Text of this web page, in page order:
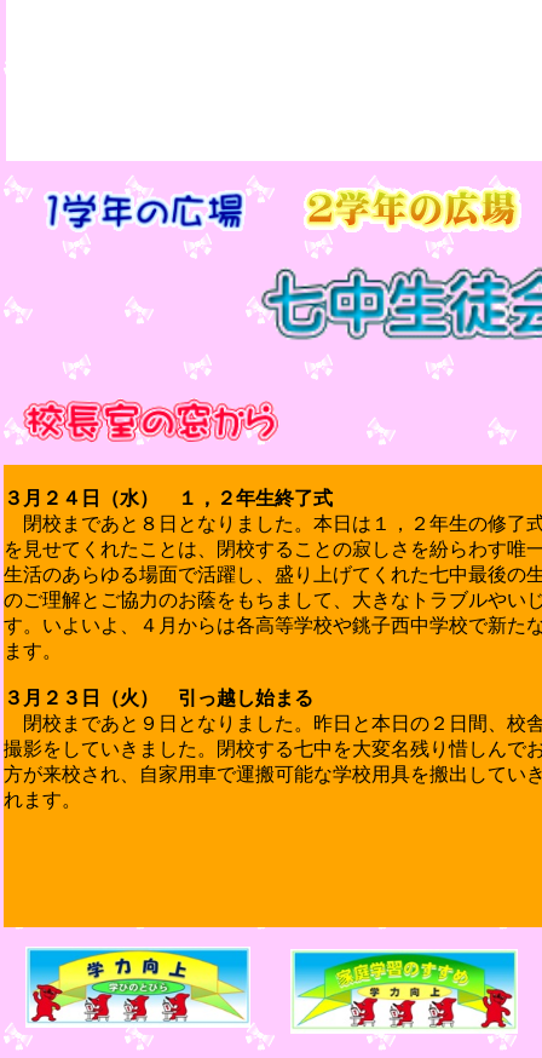
３月２４日（水） １，２年生終了式
閉校まであと８日となりました。本日は１，２年生の修
を見せてくれたことは、閉校することの寂しさを紛らわす
生活のあらゆる場面で活躍し、盛り上げてくれた七中最後
のご理解とご協力のお蔭をもちまして、大きなトラブルや
す。いよいよ、４月からは各高等学校や銚子西中学校で新
ます。
３月２３日（火） 引っ越し始まる
閉校まであと９日となりました。昨日と本日の２日間、
撮影をしていきました。閉校する七中を大変名残り惜しん
方が来校され、自家用車で運搬可能な学校用具を搬出して
れます。